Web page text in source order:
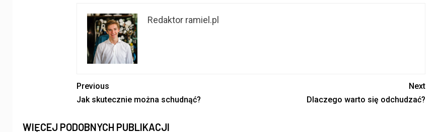
Redaktor ramiel.pl
Previous
Jak skutecznie można schudnąć?
Next
Dlaczego warto się odchudzać?
WIĘCEJ PODOBNYCH PUBLIKACJI